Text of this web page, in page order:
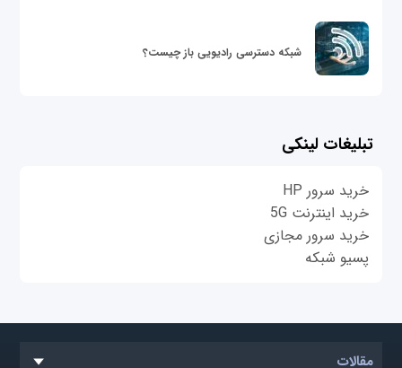
شبکه دسترسی رادیویی باز چیست؟
تبلیغات لینکی
خرید سرور HP
خرید اینترنت 5G
خرید سرور مجازی
پسیو شبکه
مقالات